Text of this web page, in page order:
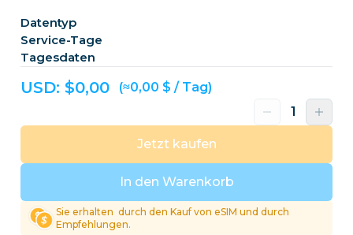
Datentyp
Service-Tage
Tagesdaten
USD: $0,00 (≈0,00 $ / Tag)
In den Warenkorb
Jetzt kaufen
Sie erhalten durch den Kauf von eSIM und durch
Empfehlungen.